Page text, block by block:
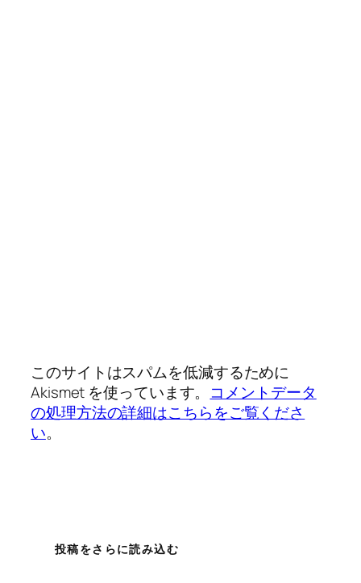
このサイトはスパムを低減するために
Akismet を使っています。 コメントデータ
の処理方法の詳細はこちらをご覧くださ
い。
投稿をさらに読み込む